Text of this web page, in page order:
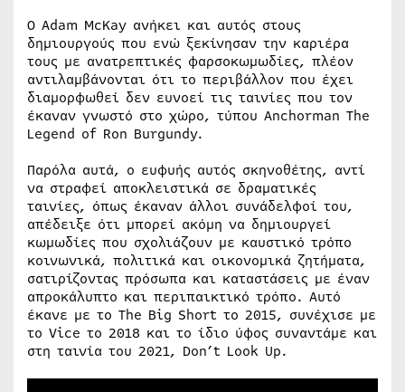
Ο Adam McKay ανήκει και αυτός στους
δημιουργούς που ενώ ξεκίνησαν την καριέρα
τους με ανατρεπτικές φαρσοκωμωδίες, πλέον
αντιλαμβάνονται ότι το περιβάλλον που έχει
διαμορφωθεί δεν ευνοεί τις ταινίες που τον
έκαναν γνωστό στο χώρο, τύπου Anchorman The
Legend of Ron Burgundy.
Παρόλα αυτά, ο ευφυής αυτός σκηνοθέτης, αντί
να στραφεί αποκλειστικά σε δραματικές
ταινίες, όπως έκαναν άλλοι συνάδελφοί του,
απέδειξε ότι μπορεί ακόμη να δημιουργεί
κωμωδίες που σχολιάζουν με καυστικό τρόπο
κοινωνικά, πολιτικά και οικονομικά ζητήματα,
σατιρίζοντας πρόσωπα και καταστάσεις με έναν
απροκάλυπτο και περιπαικτικό τρόπο. Αυτό
έκανε με το The Big Short το 2015, συνέχισε με
το Vice το 2018 και το ίδιο ύφος συναντάμε και
στη ταινία του 2021, Don’t Look Up.